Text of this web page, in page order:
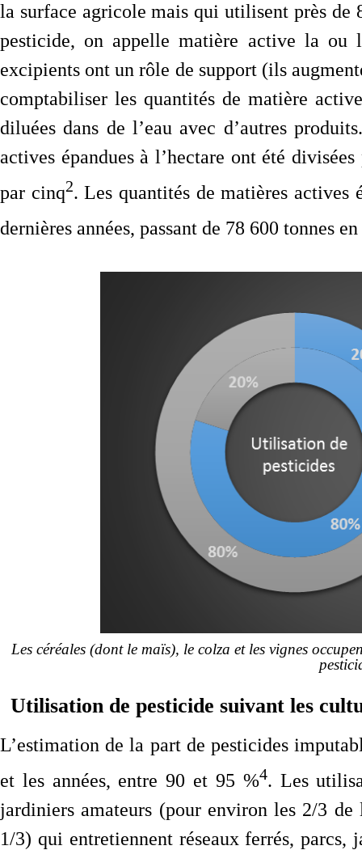
la surface agricole mais qui utilisent près de
pesticide, on appelle matière active la
excipients ont un rôle de support (ils
comptabiliser les quantités de matière
diluées dans de l’eau avec d’autres
actives épandues à l’hectare ont été
par cinq2. Les quantités de matières actives
dernières années, passant de 78 600 tonnes
Les céréales (dont le maïs), le colza et les vignes
Utilisation de pesticide suivant les
L’estimation de la part de pesticides
et les années, entre 90 et 95 %4. Les
jardiniers amateurs (pour environ les 2/3
1/3) qui entretiennent réseaux ferrés,